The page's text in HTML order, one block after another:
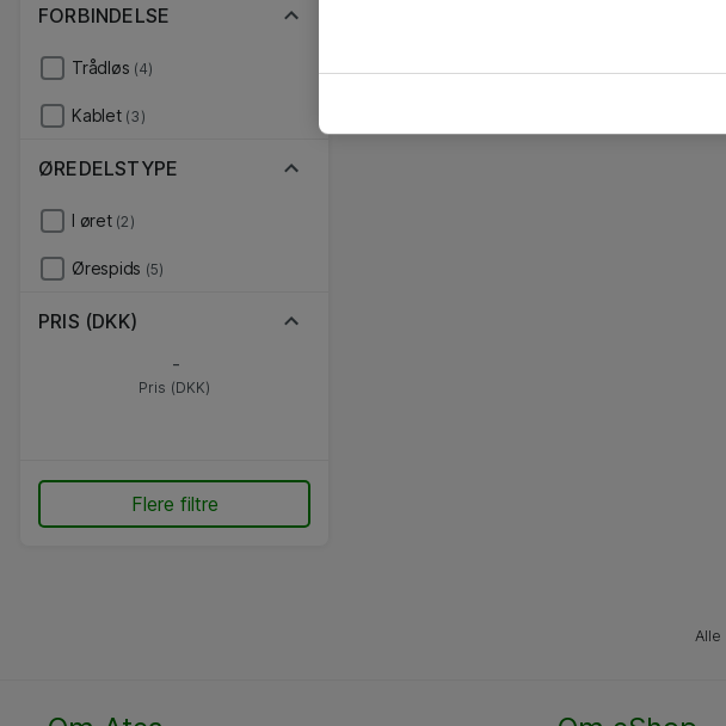
FORBINDELSE
Trådløs (4)
Kablet (3)
ØREDELSTYPE
I øret (2)
Ørespids (5)
PRIS (DKK)
-
Pris (DKK)
Flere filtre